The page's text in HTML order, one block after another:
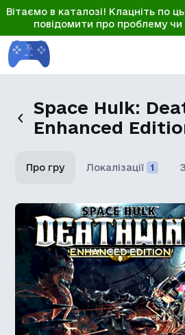
Вітаємо в каталозі! Клацніть по
повідомити про проблему чи
Space Hulk:
Enhanced
Про гру Локалізації 1